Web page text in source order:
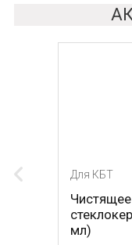
Для КБТ
мл)
Для КБТ
Скребок